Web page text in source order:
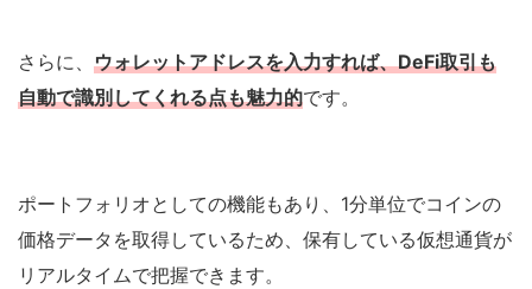
さらに、 ウォレットアドレスを入力すれば、DeFi取引も
自動で識別してくれる点も魅力的です。
ポートフォリオとしての機能もあり、1分単位でコインの
価格データを取得しているため、保有している仮想通貨が
リアルタイムで把握できます。